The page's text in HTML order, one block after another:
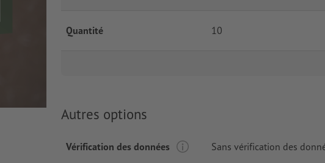
Quantité 10
Autres options
Vérification des données Sans vérification des